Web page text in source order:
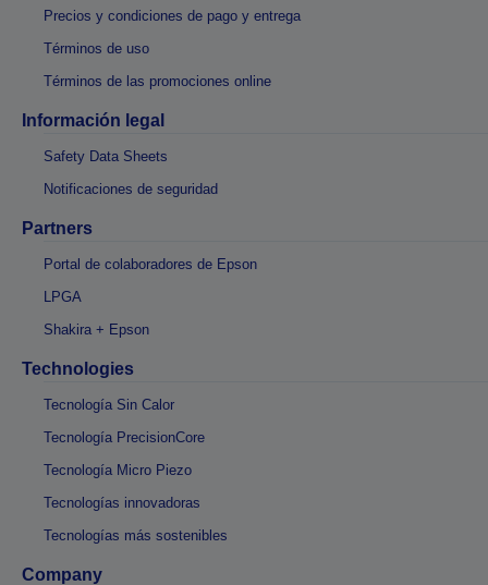
Precios y condiciones de pago y entrega
Términos de uso
Términos de las promociones online
Información legal
Safety Data Sheets
Notificaciones de seguridad
Partners
Portal de colaboradores de Epson
LPGA
Shakira + Epson
Technologies
Tecnología Sin Calor
Tecnología PrecisionCore
Tecnología Micro Piezo
Tecnologías innovadoras
Tecnologías más sostenibles
Company